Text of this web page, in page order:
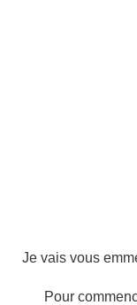
Je vais vous
Pour